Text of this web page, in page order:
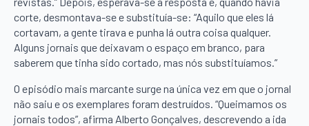
corte, desmontava-se e substituía-se: “Aquilo que eles lá
cortavam, a gente tirava e punha lá outra coisa qualquer.
Alguns jornais que deixavam o espaço em branco, para
saberem que tinha sido cortado, mas nós substituíamos.”
O episódio mais marcante surge na única vez em que o jornal
não saiu e os exemplares foram destruídos. “Queimamos os
jornais todos”, afirma Alberto Gonçalves, descrevendo a ida